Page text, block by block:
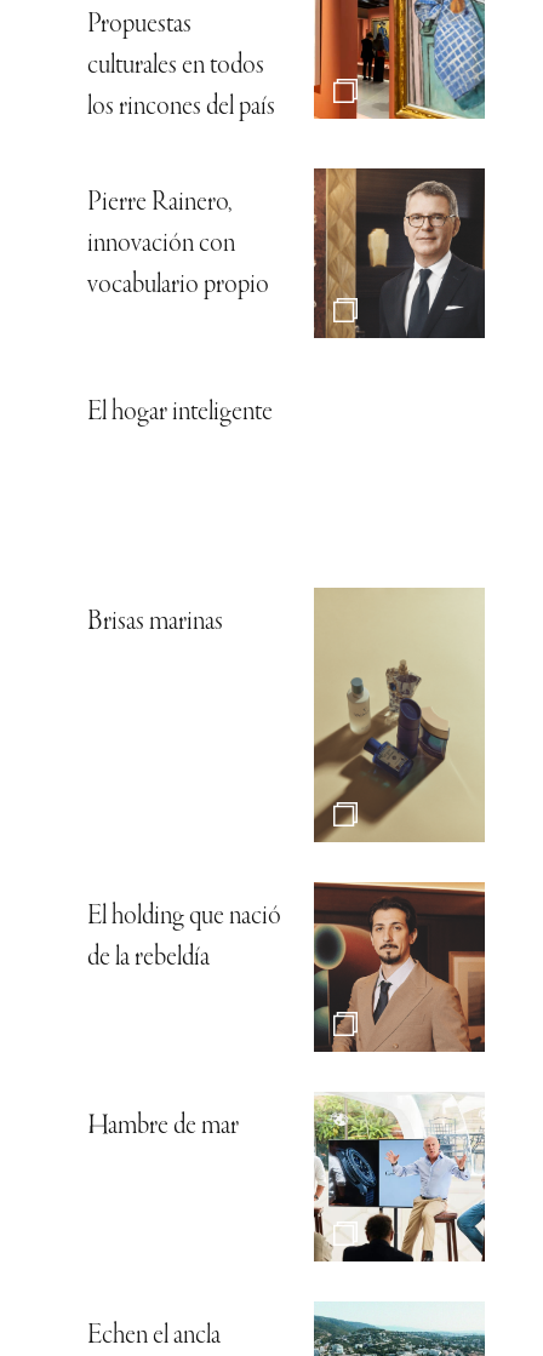
Propuestas
culturales en todos
los rincones del país
Pierre Rainero,
innovación con
vocabulario propio
El hogar inteligente
Brisas marinas
El holding que nació
de la rebeldía
Hambre de mar
Echen el ancla